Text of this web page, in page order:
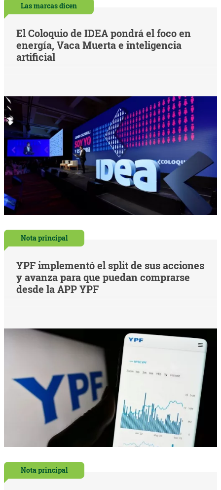
Las marcas dicen
El Coloquio de IDEA pondrá el foco en
energía, Vaca Muerta e inteligencia
artificial
Nota principal
YPF implementó el split de sus acciones
y avanza para que puedan comprarse
desde la APP YPF
Nota principal